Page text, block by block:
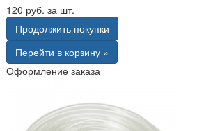
120 руб. за шт.
Продолжить покупки
Перейти в корзину »
Оформление заказа